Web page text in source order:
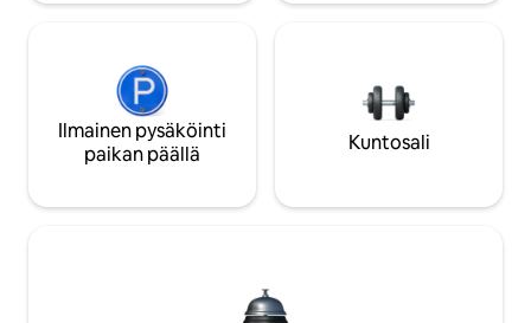
Ilmainen pysäköinti
paikan päällä
Kuntosali